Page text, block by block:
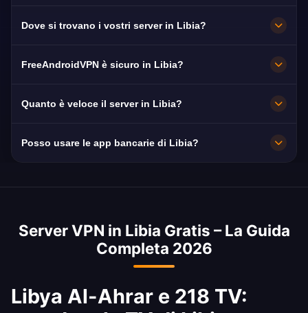
Dove si trovano i vostri server in Libia?
FreeAndroidVPN è sicuro in Libia?
Quanto è veloce il server in Libia?
velocità media in Libia è di 20 Mbps, ideale
Posso usare le app bancarie di Libia?
Commerce & Development sono raggiungibili
condizioni della tua banca.
Server VPN in Libia Gratis – La Guida
Completa 2026
Libya Al-Ahrar e 218 TV: